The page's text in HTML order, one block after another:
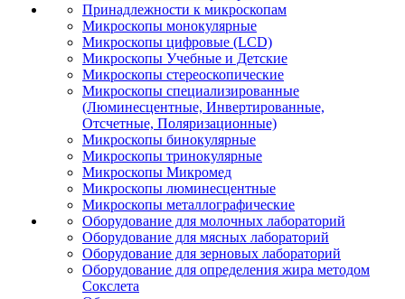
Принадлежности к микроскопам
Микроскопы монокулярные
Микроскопы цифровые (LCD)
Микроскопы Учебные и Детские
Микроскопы стереоскопические
Микроскопы специализированные
(Люминесцентные, Инвертированные,
Отсчетные, Поляризационные)
Микроскопы бинокулярные
Микроскопы тринокулярные
Микроскопы Микромед
Микроскопы люминесцентные
Микроскопы металлографические
Оборудование для молочных лабораторий
Оборудование для мясных лабораторий
Оборудование для зерновых лабораторий
Оборудование для определения жира методом
Сокслета